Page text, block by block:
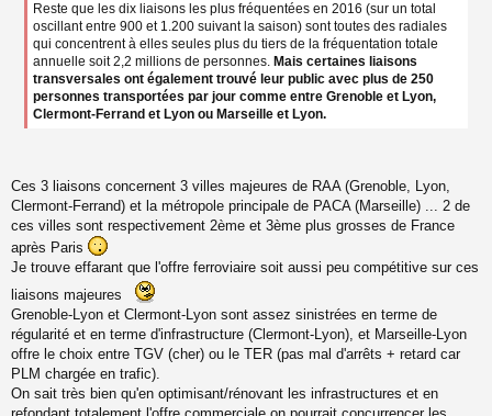
Reste que les dix liaisons les plus fréquentées en 2016 (sur un total
oscillant entre 900 et 1.200 suivant la saison) sont toutes des radiales
qui concentrent à elles seules plus du tiers de la fréquentation totale
annuelle soit 2,2 millions de personnes. Mais certaines liaisons
transversales ont également trouvé leur public avec plus de 250
personnes transportées par jour comme entre Grenoble et Lyon,
Clermont-Ferrand et Lyon ou Marseille et Lyon.
Ces 3 liaisons concernent 3 villes majeures de RAA (Grenoble, Lyon,
Clermont-Ferrand) et la métropole principale de PACA (Marseille) ... 2 de
ces villes sont respectivement 2ème et 3ème plus grosses de France
après Paris
Je trouve effarant que l'offre ferroviaire soit aussi peu compétitive sur ces
liaisons majeures
Grenoble-Lyon et Clermont-Lyon sont assez sinistrées en terme de
régularité et en terme d'infrastructure (Clermont-Lyon), et Marseille-Lyon
offre le choix entre TGV (cher) ou le TER (pas mal d'arrêts + retard car
PLM chargée en trafic).
On sait très bien qu'en optimisant/rénovant les infrastructures et en